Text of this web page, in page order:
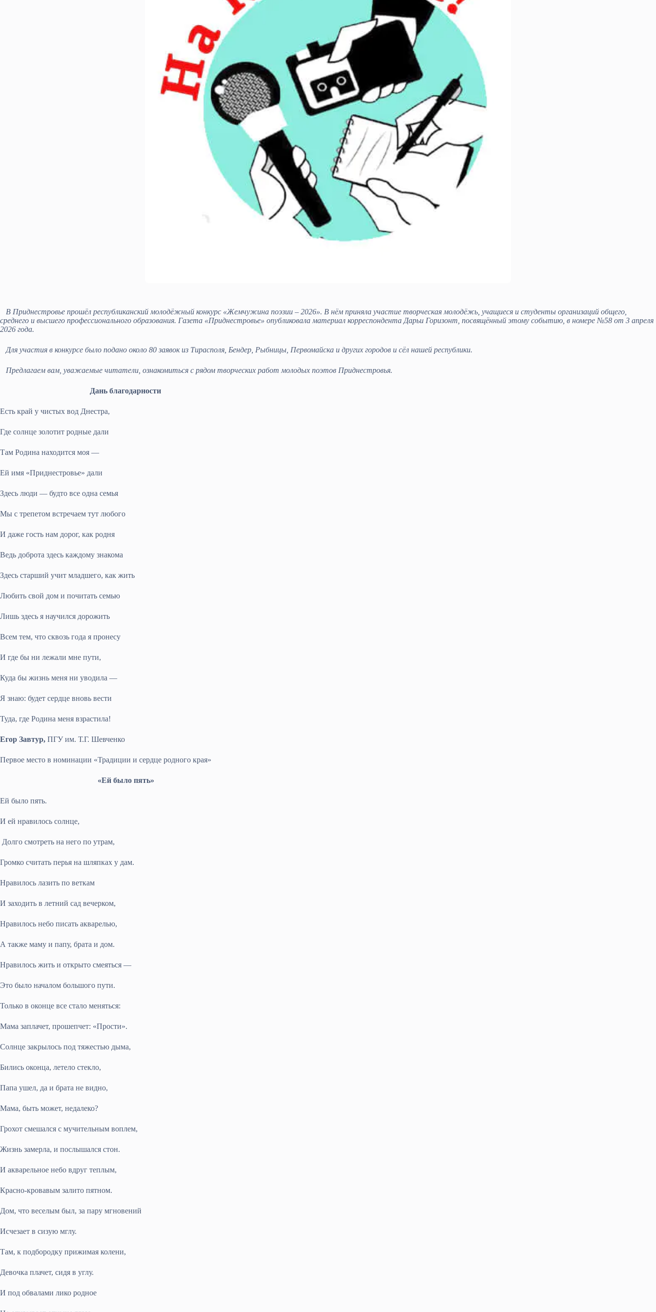
В Приднестровье прошёл республиканский молодёжный конкурс «Жемчужина поэзии – 2026». В нём приняла участие творческая молодёжь, учащиеся и студенты организаций общего,
среднего и высшего профессионального образования. Газета «Приднестровье» опубликовала материал корреспондента Дарьи Горизонт, посвящённый этому событию, в номере №58 от 3 апреля
2026 года.
Для участия в конкурсе было подано около 80 заявок из Тирасполя, Бендер, Рыбницы, Первомайска и других городов и сёл нашей республики.
Предлагаем вам, уважаемые читатели, ознакомиться с рядом творческих работ молодых поэтов Приднестровья.
Дань благодарности
Есть край у чистых вод Днестра,
Где солнце золотит родные дали
Там Родина находится моя —
Ей имя «Приднестровье» дали
Здесь люди — будто все одна семья
Мы с трепетом встречаем тут любого
И даже гость нам дорог, как родня
Ведь доброта здесь каждому знакома
Здесь старший учит младшего, как жить
Любить свой дом и почитать семью
Лишь здесь я научился дорожить
Всем тем, что сквозь года я пронесу
И где бы ни лежали мне пути,
Куда бы жизнь меня ни уводила —
Я знаю: будет сердце вновь вести
Туда, где Родина меня взрастила!
Егор Завтур, ПГУ им. Т.Г. Шевченко
Первое место в номинации «Традиции и сердце родного края»
«Ей было пять»
Ей было пять.
И ей нравилось солнце,
Долго смотреть на него по утрам,
Громко считать перья на шляпках у дам.
Нравилось лазить по веткам
И заходить в летний сад вечерком,
Нравилось небо писать акварелью,
А также маму и папу, брата и дом.
Нравилось жить и открыто смеяться —
Это было началом большого пути.
Только в оконце все стало меняться:
Мама заплачет, прошепчет: «Прости».
Солнце закрылось под тяжестью дыма,
Бились оконца, летело стекло,
Папа ушел, да и брата не видно,
Мама, быть может, недалеко?
Грохот смешался с мучительным воплем,
Жизнь замерла, и послышался стон.
И акварельное небо вдруг теплым,
Красно-кровавым залито пятном.
Дом, что веселым был, за пару мгновений
Исчезает в сизую мглу.
Там, к подбородку прижимая колени,
Девочка плачет, сидя в углу.
И под обвалами лико родное